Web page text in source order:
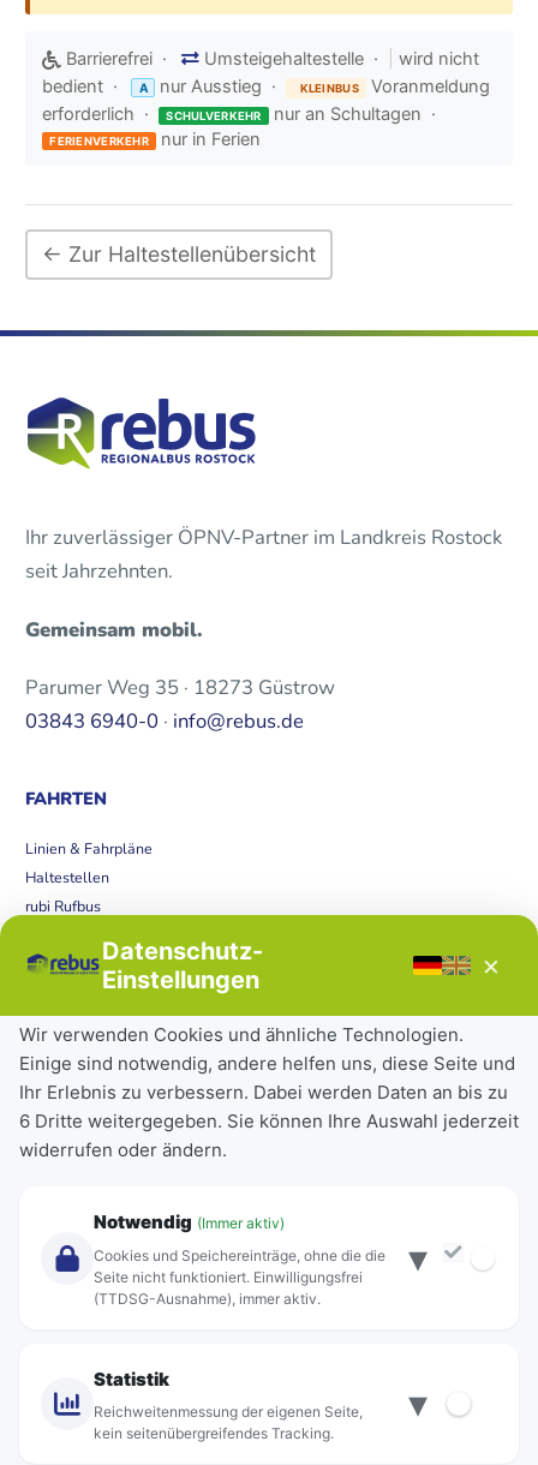
Barrierefrei · Umsteigehaltestelle ·
wird nicht
bedient ·
A nur Ausstieg · KLEINBUS
Voranmeldung
erforderlich · SCHULVERKEHR nur an Schultagen ·
FERIENVERKEHR nur in Ferien
← Zur Haltestellenübersicht
Ihr zuverlässiger ÖPNV-Partner im Landkreis Rostock
seit Jahrzehnten.
Gemeinsam mobil.
Parumer Weg 35 · 18273 Güstrow
03843 6940-0 · info@rebus.de
FAHRTEN
Linien & Fahrpläne
Haltestellen
rubi Rufbus
Störungen
Tickets & Tarife
Deutschlandticket
Schülerkarte
Einzeltickets
Abonnements
Über Rebus
Standorte
Datenschutz-
Einstellungen
×
Wir verwenden Cookies und ähnliche Technologien.
Einige sind notwendig, andere helfen uns, diese Seite und
Ihr Erlebnis zu verbessern. Dabei werden Daten an bis zu
6 Dritte weitergegeben. Sie können Ihre Auswahl jederzeit
widerrufen oder ändern.
Notwendig (Immer aktiv)
Cookies und Speichereinträge, ohne die die
Seite nicht funktioniert. Einwilligungsfrei
(TTDSG-Ausnahme), immer aktiv.
▾
Statistik
Reichweitenmessung der eigenen Seite,
kein seitenübergreifendes Tracking.
▾